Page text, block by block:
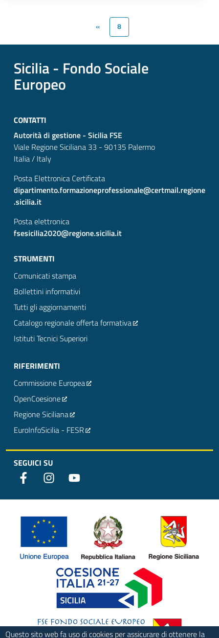
Pagina precedente
‹‹ Pagina attuale
8
Sicilia - Fondo Sociale
Europeo
CONTATTI
Autorità di gestione - Sicilia FSE
Viale Regione Siciliana 33 - 90135 Palermo
Italia / Italy
Posta Elettronica Certificata
dipartimento.formazioneprofessionale@certmail.regione
.sicilia.it
Posta elettronica
fsesicilia2020@regione.sicilia.it
STRUMENTI
Comunicati stampa
Bollettini informativi
Tutti gli aggiornamenti
Catalogo regionale offerta formativa
Istituti Tecnici Superiori
RIFERIMENTI
Commissione Europea
OpenCoesione
Regione Siciliana
EuroInfoSicilia - FESR
SEGUICI SU
Questo sito web fa uso di cookies per assicurare di ottenere la